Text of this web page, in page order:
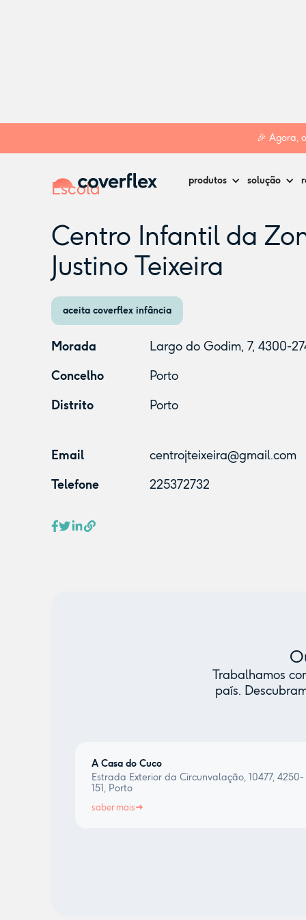
🎉 Agora, o
produtos solução
Escola
Centro Infantil da
Justino Teixeira
aceita coverflex infância
Morada
Largo do Godim, 7, 4300-
Concelho
Porto
Distrito
Porto
Email
centrojteixeira@gmail.com
Telefone
225372732
Trabalhamos
país.
A Casa do Cuco
Estrada Exterior da Circunvalação, 10477, 4250-
151, Porto
saber mais